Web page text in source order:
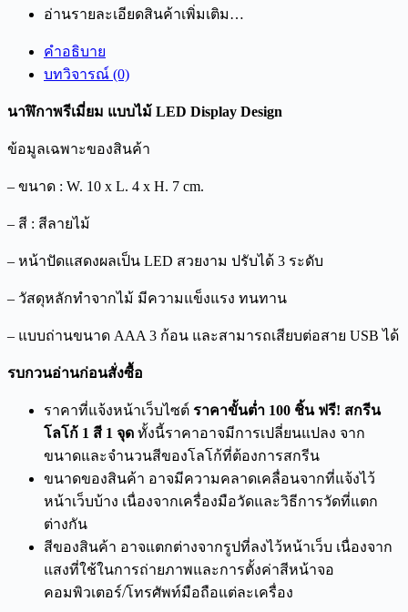
อ่านรายละเอียดสินค้าเพิ่มเติม…
คำอธิบาย
บทวิจารณ์ (0)
นาฬิกาพรีเมี่ยม แบบไม้ LED Display Design
ข้อมูลเฉพาะของสินค้า
– ขนาด : W. 10 x L. 4 x H. 7 cm.
– สี : สีลายไม้
– หน้าปัดแสดงผลเป็น LED สวยงาม ปรับได้ 3 ระดับ
– วัสดุหลักทำจากไม้ มีความแข็งแรง ทนทาน
– แบบถ่านขนาด AAA 3 ก้อน และสามารถเสียบต่อสาย USB ได้
รบกวนอ่านก่อนสั่งซื้อ
ราคาที่แจ้งหน้าเว็บไซต์ ราคาขั้นต่ำ 100 ชิ้น ฟรี! สกรีน
โลโก้ 1 สี 1 จุด ทั้งนี้ราคาอาจมีการเปลี่ยนแปลง จาก
ขนาดและจำนวนสีของโลโก้ที่ต้องการสกรีน
ขนาดของสินค้า อาจมีความคลาดเคลื่อนจากที่แจ้งไว้
หน้าเว็บบ้าง เนื่องจากเครื่องมือวัดและวิธีการวัดที่แตก
ต่างกัน
สีของสินค้า อาจแตกต่างจากรูปที่ลงไว้หน้าเว็บ เนื่องจาก
แสงที่ใช้ในการถ่ายภาพและการตั้งค่าสีหน้าจอ
คอมพิวเตอร์/โทรศัพท์มือถือแต่ละเครื่อง